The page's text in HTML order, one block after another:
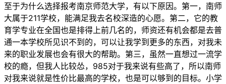
至于为什么选择报考南京师范大学，有以下原因。第一，南师
大属于211学校，能满足我去名校深造的心愿。第二，它的教
育学专业在全国也是排得上前几名的，师资还有机会都是去普
通一本学校所见识不到的，可以让我学到更多的东西，对我未
来的职业发展也会有很大的帮助。第三，虽然一直想过一流学
校的瘾，但我人比较怂，985对于我来说有些高了，所以南师
对我来说就是性价比最高的学校，也是可以够到的目标。小学